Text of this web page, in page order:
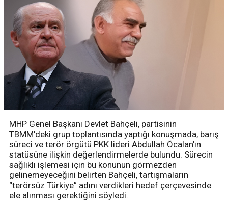
MHP Genel Başkanı Devlet Bahçeli, partisinin
TBMM’deki grup toplantısında yaptığı konuşmada, barış
süreci ve terör örgütü PKK lideri Abdullah Öcalan’ın
statüsüne ilişkin değerlendirmelerde bulundu. Sürecin
sağlıklı işlemesi için bu konunun görmezden
gelinemeyeceğini belirten Bahçeli, tartışmaların
“terörsüz Türkiye” adını verdikleri hedef çerçevesinde
ele alınması gerektiğini söyledi.